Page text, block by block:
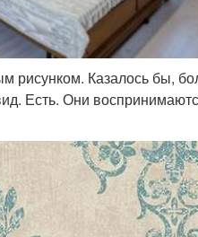
рисунком. Казалось бы,
Есть. Они